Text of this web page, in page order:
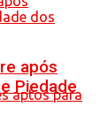
após
Piedade